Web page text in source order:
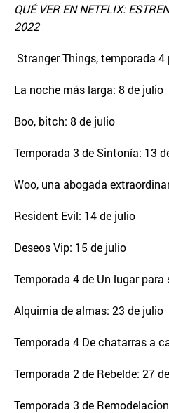
QUÉ VER EN NETFLIX:
2022
Stranger Things, temporada
La noche más larga: 8 de julio
Boo, bitch: 8 de julio
Temporada 3 de Sintonía: 13
Woo, una abogada
Resident Evil: 14 de julio
Deseos Vip: 15 de julio
Temporada 4 de Un lugar para
Alquimia de almas: 23 de julio
Temporada 4 De chatarras a
Temporada 2 de Rebelde: 27
Temporada 3 de